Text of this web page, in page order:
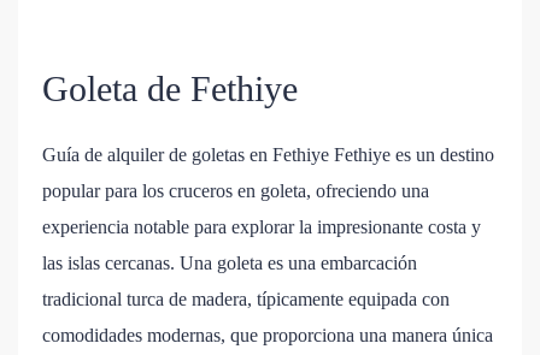
Goleta de Fethiye
Guía de alquiler de goletas en Fethiye Fethiye es un destino
popular para los cruceros en goleta, ofreciendo una
experiencia notable para explorar la impresionante costa y
las islas cercanas. Una goleta es una embarcación
tradicional turca de madera, típicamente equipada con
comodidades modernas, que proporciona una manera única